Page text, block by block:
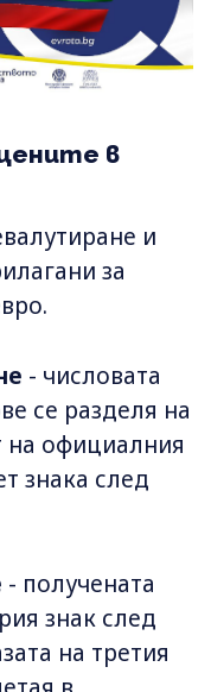
в
и
за
- числовата
се разделя на
на официалния
знака след
- получената
знак след
на третия